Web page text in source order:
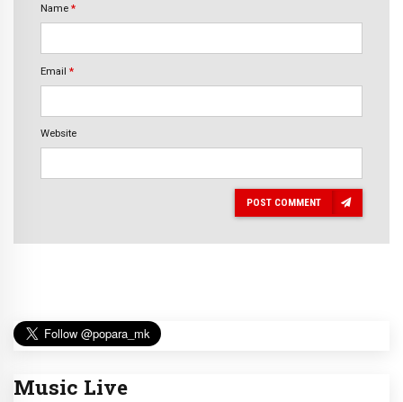
Name *
Email *
Website
POST COMMENT
Music Live